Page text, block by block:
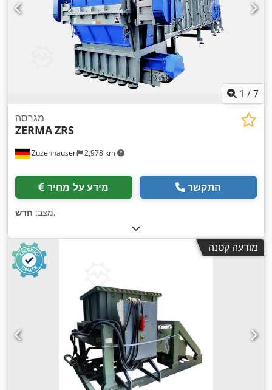
1 /7
Zuzenhausen 2,978 km
מגרסה
ZERMAZRS
מידע על מחיר התקשר
מצב: חדש ,
מודעה קטנה